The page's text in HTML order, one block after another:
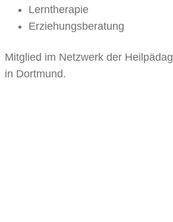
Lerntherapie
Erziehungsberatung
Mitglied im Netzwerk der
in Dortmund.